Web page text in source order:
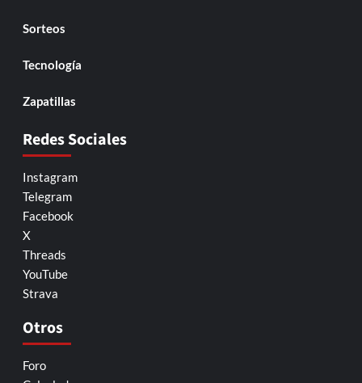
Sorteos
Tecnología
Zapatillas
Redes Sociales
Instagram
Telegram
Facebook
X
Threads
YouTube
Strava
Otros
Foro